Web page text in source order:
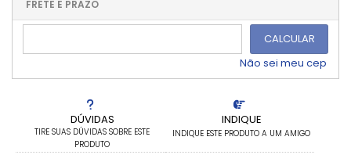
DÚVIDAS
TIRE SUAS DÚVIDAS SOBRE ESTE
PRODUTO
INDIQUE
INDIQUE ESTE PRODUTO A UM AMIGO
5x sem juros de R$ 41,52
.
.
..
FRETE E PRAZO
CALCULAR
Não sei meu cep